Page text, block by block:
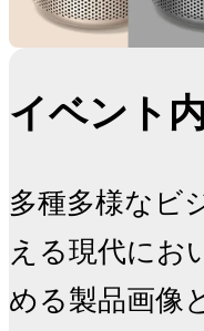
イベント
多種多様なビ
える現代にお
める製品画像